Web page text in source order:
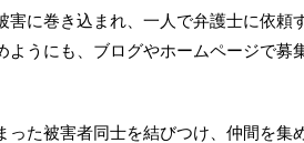
害に巻き込まれ、一人で弁護士に依頼
ようにも、ブログやホームページで募
った被害者同士を結びつけ、仲間を集